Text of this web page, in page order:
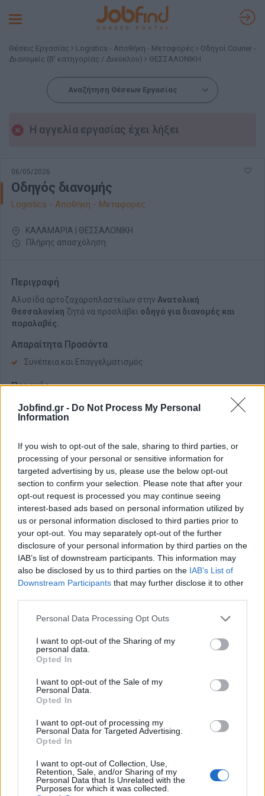
Jobfind.gr - Do Not Process My Personal
Information
If you wish to opt-out of the sale, sharing to third parties, or
processing of your personal or sensitive information for
targeted advertising by us, please use the below opt-out
section to confirm your selection. Please note that after your
opt-out request is processed you may continue seeing
interest-based ads based on personal information utilized by
us or personal information disclosed to third parties prior to
your opt-out. You may separately opt-out of the further
disclosure of your personal information by third parties on the
IAB’s list of downstream participants. This information may
also be disclosed by us to third parties on the IAB’s List of
Downstream Participants that may further disclose it to other
Personal Data Processing Opt Outs
I want to opt-out of the Sharing of my
personal data.
Opted In
I want to opt-out of the Sale of my
Personal Data.
Opted In
I want to opt-out of processing my
Personal Data for Targeted Advertising.
Opted In
I want to opt-out of Collection, Use,
Retention, Sale, and/or Sharing of my
Personal Data that Is Unrelated with the
Purposes for which it was collected.
Toggle
Θέσεις Εργασίας Logistics - Αποθήκη - Μεταφορές
Οδηγοί Courier -
Διανομείς (Β' κατηγορίας / Δικύκλου)
ΘΕΣΣΑΛΟΝΙΚΗ
Αναζήτηση Θέσεων Εργασίας
Η αγγελία εργασίας έχει λήξει
06/05/2026
Οδηγός διανομής
Logistics - Αποθήκη - Μεταφορές
ΚΑΛΑΜΑΡΙΑ | ΘΕΣΣΑΛΟΝΙΚΗ
Πλήρης απασχόληση
Περιγραφή
Αλυσίδα αρτοζαχαροπλαστείων στην Ανατολική
Θεσσαλονίκη ζητά να προσλάβει οδηγό για διανομές και
παραλαβές.
Απαραίτητα Προσόντα
Συνέπεια και Επαγγελματισμός
Παροχές
Νόμιμες αποδοχές & ασφάλιση
Όλες οι Θέσεις Εργασίας
Θέσεις Εργασίας ανά Ειδικότητα
Θέσεις Εργασίας ανά Εταιρεία
Υπηρεσίες υποψηφίων
Καταχώρηση Online Βιογραφικού